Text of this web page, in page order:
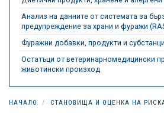
Анализ на данните от системата за
предупреждение за храни и фуражи
Фуражни добавки, продукти и
Остатъци от ветеринарномедицински
животински произход
НАЧАЛО
СТАНОВИЩА И ОЦЕНКА НА